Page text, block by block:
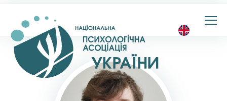
Національна
психологічна